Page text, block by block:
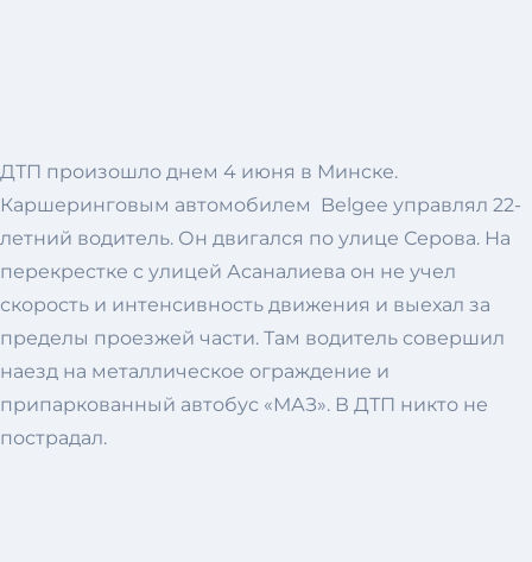
ДТП произошло днем 4 июня в Минске.
Каршеринговым автомобилем Belgee управлял 22-
летний водитель. Он двигался по улице Серова. На
перекрестке с улицей Асаналиева он не учел
скорость и интенсивность движения и выехал за
пределы проезжей части. Там водитель совершил
наезд на металлическое ограждение и
припаркованный автобус «МАЗ». В ДТП никто не
пострадал.